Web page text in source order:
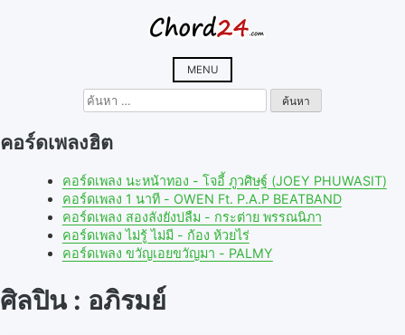
MENU
ค้นหา
สำหรับ:
คอร์ดเพลงฮิต
คอร์ดเพลง นะหน้าทอง - โจอี้ ภูวศิษฐ์ (JOEY PHUWASIT)
คอร์ดเพลง 1 นาที - OWEN Ft. P.A.P BEATBAND
คอร์ดเพลง สองลังยังบ่ลืม - กระต่าย พรรณนิภา
คอร์ดเพลง ไม่รู้ ไม่มี - ก้อง ห้วยไร่
คอร์ดเพลง ขวัญเอยขวัญมา - PALMY
ศิลปิน : อภิรมย์